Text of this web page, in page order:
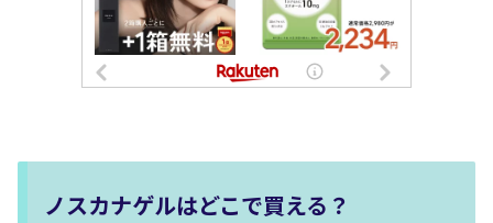
ノスカナゲルはどこで買える？